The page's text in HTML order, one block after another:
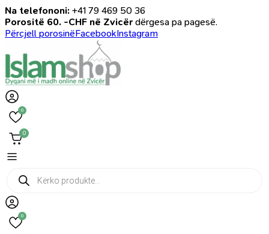
Na telefononi: +41 79 469 50 36
Porositë 60. -CHF në Zvicër dërgesa pa pagesë.
Përcjell porosinëFacebookInstagram
0
0
Products
search
0